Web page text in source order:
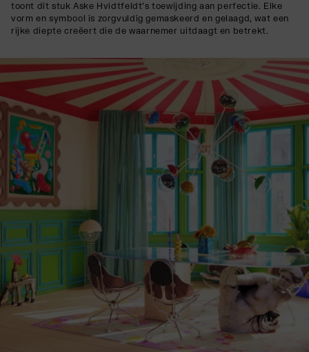
toont dit stuk Aske Hvidtfeldt's toewijding aan perfectie. Elke
vorm en symbool is zorgvuldig gemaskeerd en gelaagd, wat een
rijke diepte creëert die de waarnemer uitdaagt en betrekt.